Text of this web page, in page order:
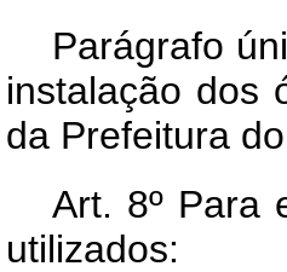
Parágrafo
instalação dos
da Prefeitura
Art. 8º Para
utilizados: